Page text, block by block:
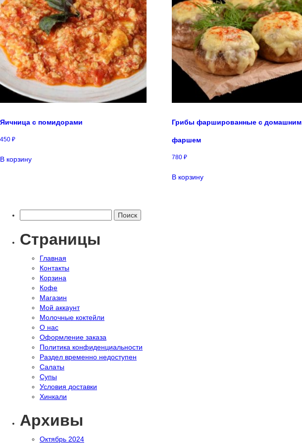
Яичница с помидорами
450 ₽
В корзину
Грибы фаршированные с домашним
фаршем
780₽
В корзину
Страницы
Главная
Контакты
Корзина
Кофе
Магазин
Мой аккаунт
Молочные коктейли
О нас
Оформление заказа
Политика конфиденциальности
Раздел временно недоступен
Салаты
Супы
Условия доставки
Хинкали
Архивы
Октябрь 2024